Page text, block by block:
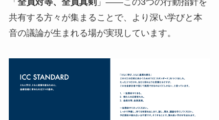
共有する方々が集まることで、より深い学びと本
音の議論が生まれる場が実現しています。